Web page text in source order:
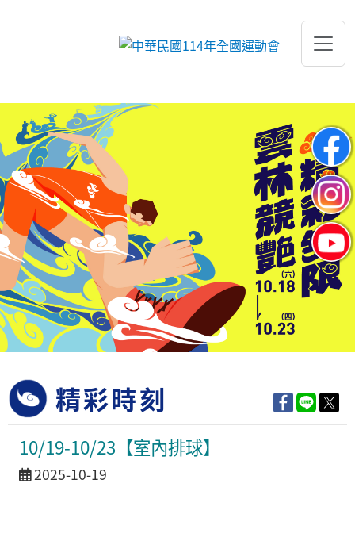
跳到主要內容
精彩時刻
10/19-10/23【室內排球】
活動日期
2025-10-19